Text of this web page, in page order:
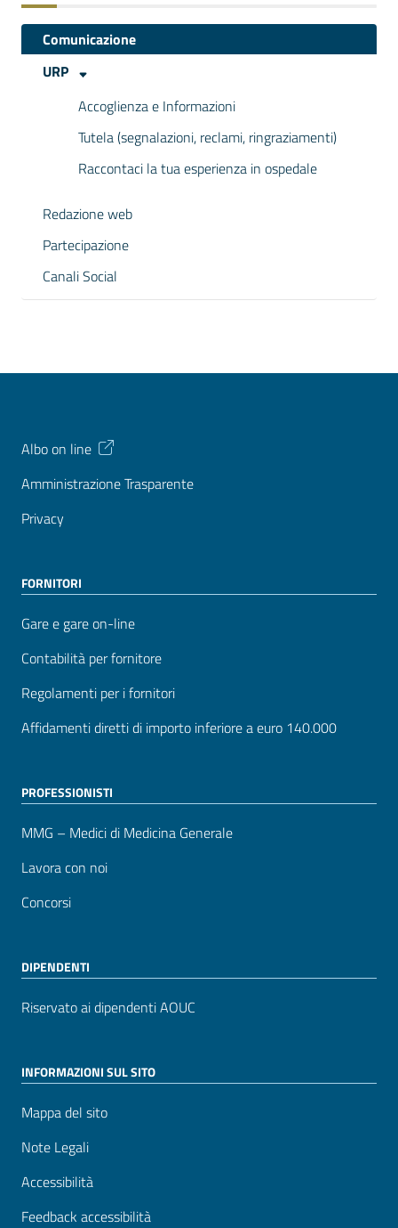
Comunicazione
URP
Accoglienza e Informazioni
Tutela (segnalazioni, reclami, ringraziamenti)
Raccontaci la tua esperienza in ospedale
Redazione web
Partecipazione
Canali Social
Albo on line
Amministrazione Trasparente
Privacy
FORNITORI
Gare e gare on-line
Contabilità per fornitore
Regolamenti per i fornitori
Affidamenti diretti di importo inferiore a euro 140.000
PROFESSIONISTI
MMG – Medici di Medicina Generale
Lavora con noi
Concorsi
DIPENDENTI
Riservato ai dipendenti AOUC
INFORMAZIONI SUL SITO
Mappa del sito
Note Legali
Accessibilità
Feedback accessibilità